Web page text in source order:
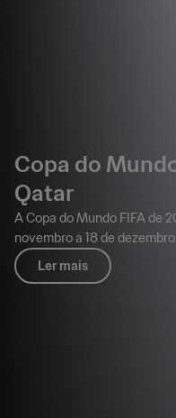
Copa do
Qatar
A Copa do Mundo FIFA de
novembro a 18 de
Ler mais